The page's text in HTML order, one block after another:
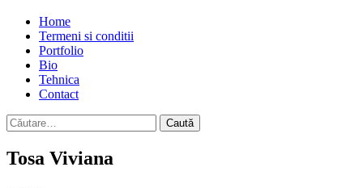
Home
Termeni si conditii
Portfolio
Bio
Tehnica
Contact
Caută
după:
Tosa Viviana